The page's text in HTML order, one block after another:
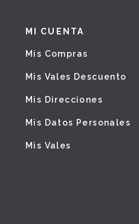
MI CUENTA
Mis Compras
Mis Vales Descuento
Mis Direcciones
Mis Datos Personales
Mis Vales